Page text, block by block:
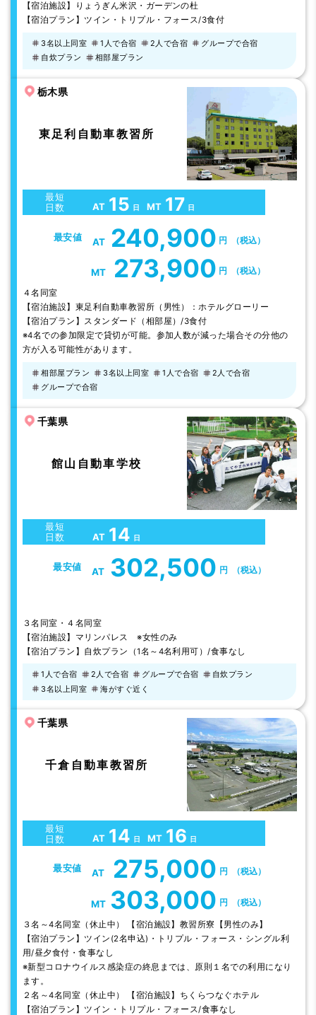
【宿泊施設】りょうぎん米沢・ガーデンの杜
【宿泊プラン】ツイン・トリプル・フォース/3食付
3名以上同室 1人で合宿 2人で合宿
グループで合宿
自炊プラン
相部屋プラン
栃木県
東足利自動車教習所
最短
日数
AT 15 日 MT 17 日
最安値 AT 240,900 円 （税込）
MT 273,900 円 （税込）
４名同室
【宿泊施設】東足利自動車教習所（男性）：ホテルグローリー
【宿泊プラン】スタンダード（相部屋）/3食付
※4名での参加限定で貸切が可能。参加人数が減った場合その分他の
方が入る可能性があります。
相部屋プラン 3名以上同室 1人で合宿
2人で合宿
グループで合宿
千葉県
館山自動車学校
最短
日数
AT 14 日
最安値 AT 302,500 円 （税込）
３名同室・４名同室
【宿泊施設】マリンパレス ※女性のみ
【宿泊プラン】自炊プラン（1名～4名利用可）/食事なし
1人で合宿 2人で合宿 グループで合宿
自炊プラン
3名以上同室
海がすぐ近く
千葉県
千倉自動車教習所
最短
日数
AT 14 日 MT 16 日
最安値 AT 275,000 円 （税込）
MT 303,000 円 （税込）
３名～4名同室（休止中） 【宿泊施設】教習所寮【男性のみ】
【宿泊プラン】ツイン(2名申込)・トリプル・フォース・シングル利
用/昼夕食付・食事なし
※新型コロナウイルス感染症の終息までは、原則１名での利用になり
ます。
２名～4名同室（休止中） 【宿泊施設】ちくらつなぐホテル
【宿泊プラン】ツイン・トリプル・フォース/食事なし